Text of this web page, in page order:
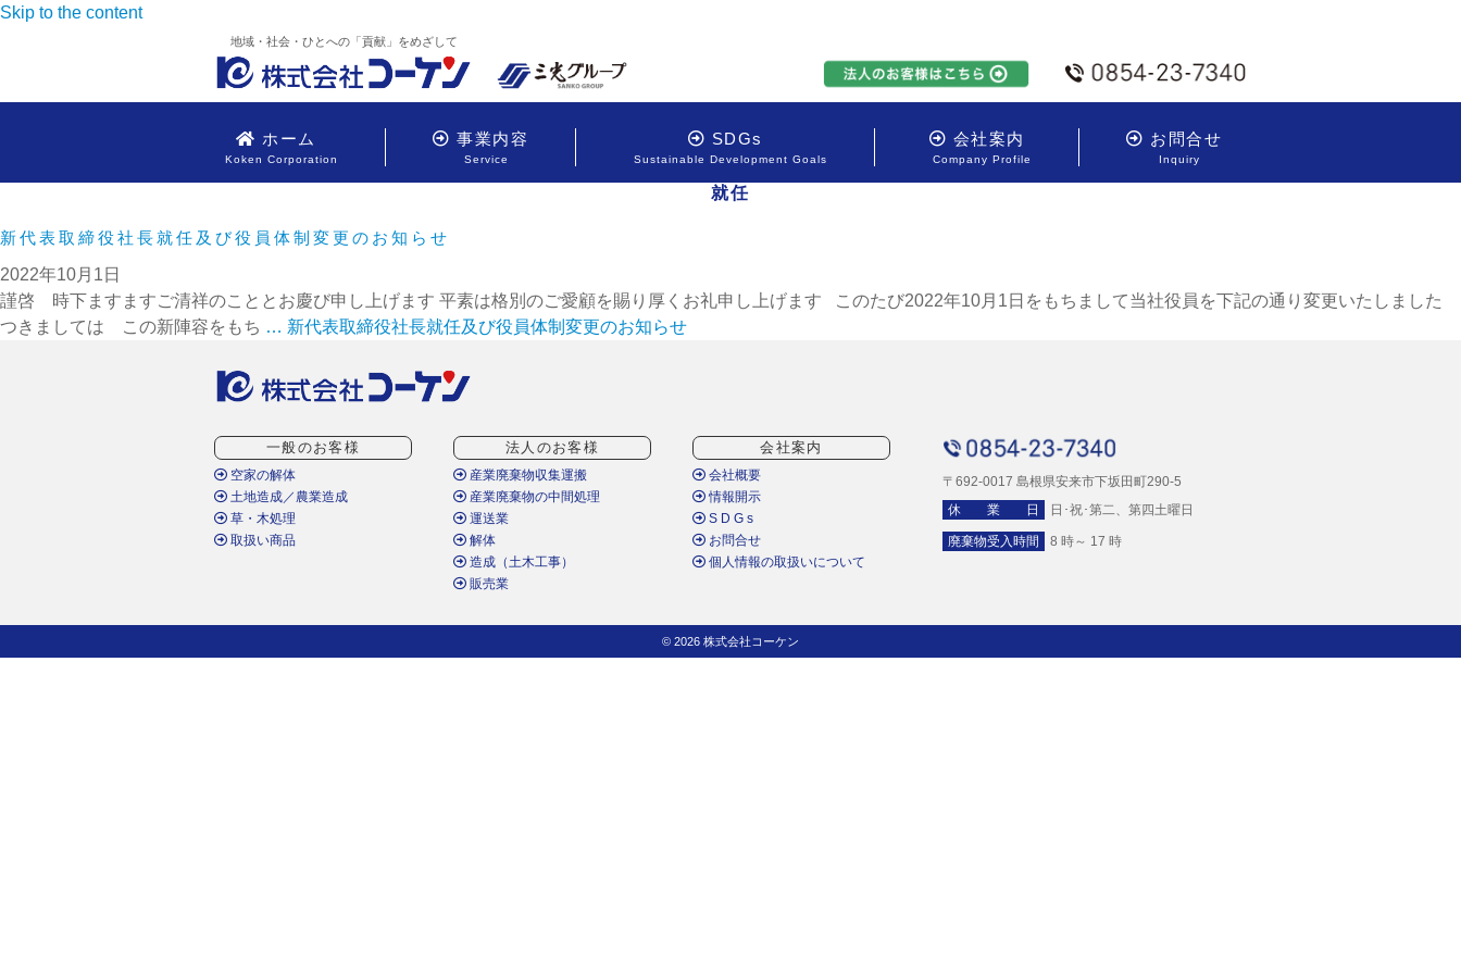
Skip to the content
地域・社会・ひとへの「貢献」をめざして
ホーム
Koken Corporation
事業内容
Service
SDGs
Sustainable Development Goals
会社案内
Company Profile
お問合せ
Inquiry
就任
新代表取締役社長就任及び役員体制変更のお知らせ
2022年10月1日
謹啓 時下ますますご清祥のこととお慶び申し上げます 平素は格別のご愛顧を賜り厚くお礼申し上げます このたび2022年10月1日をもちまして当社役員を下記の通り変更いたしました
つきましては この新陣容をもち … 新代表取締役社長就任及び役員体制変更のお知らせ
一般のお客様
空家の解体
土地造成／農業造成
草・木処理
取扱い商品
法人のお客様
産業廃棄物収集運搬
産業廃棄物の中間処理
運送業
解体
造成（土木工事）
販売業
会社案内
会社概要
情報開示
S D G s
お問合せ
個人情報の取扱いについて
〒692-0017 島根県安来市下坂田町290-5
休 業 日
日･祝･第二、第四土曜日
廃棄物受入時間 8 時～ 17 時
© 2026 株式会社コーケン